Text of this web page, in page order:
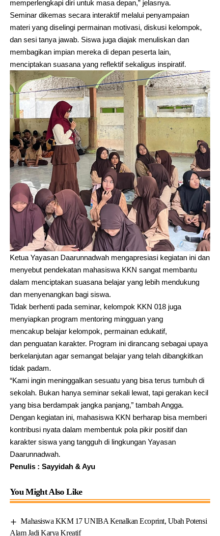
memperlengkapi diri untuk masa depan,” jelasnya.
Seminar dikemas secara interaktif melalui penyampaian
materi yang diselingi permainan motivasi, diskusi kelompok,
dan sesi tanya jawab. Siswa juga diajak menuliskan dan
membagikan impian mereka di depan peserta lain,
menciptakan suasana yang reflektif sekaligus inspiratif.
Ketua Yayasan Daarunnadwah mengapresiasi kegiatan ini dan
menyebut pendekatan mahasiswa KKN sangat membantu
dalam menciptakan suasana belajar yang lebih mendukung
dan menyenangkan bagi siswa.
Tidak berhenti pada seminar, kelompok KKN 018 juga
menyiapkan program mentoring mingguan yang
mencakup belajar kelompok, permainan edukatif,
dan penguatan karakter. Program ini dirancang sebagai upaya
berkelanjutan agar semangat belajar yang telah dibangkitkan
tidak padam.
“Kami ingin meninggalkan sesuatu yang bisa terus tumbuh di
sekolah. Bukan hanya seminar sekali lewat, tapi gerakan kecil
yang bisa berdampak jangka panjang,” tambah Angga.
Dengan kegiatan ini, mahasiswa KKN berharap bisa memberi
kontribusi nyata dalam membentuk pola pikir positif dan
karakter siswa yang tangguh di lingkungan Yayasan
Daarunnadwah.
Penulis : Sayyidah & Ayu
You Might Also Like
Mahasiswa KKM 17 UNIBA Kenalkan Ecoprint, Ubah Potensi
Alam Jadi Karya Kreatif